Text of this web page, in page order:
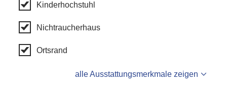
Kinderhochstuhl
Nichtraucherhaus
Ortsrand
alle Ausstattungsmerkmale zeigen